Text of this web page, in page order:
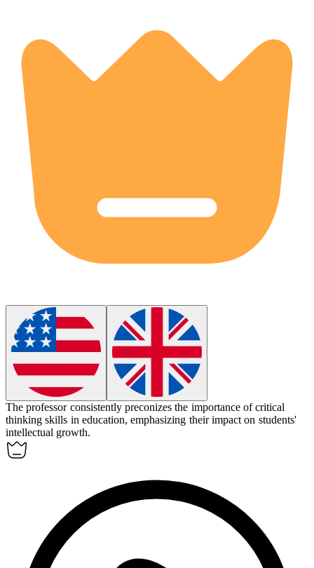
The professor consistently preconizes the importance of critical
thinking skills in education, emphasizing their impact on students'
intellectual growth.